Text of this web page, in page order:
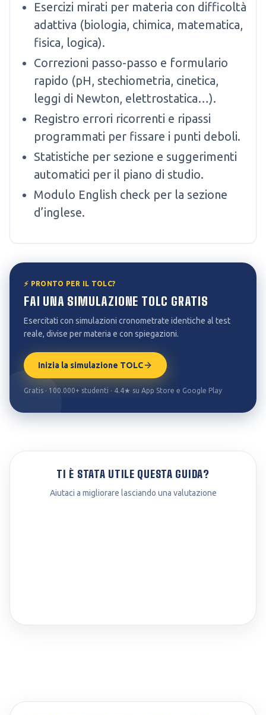
Esercizi mirati per materia con difficoltà
adattiva (biologia, chimica, matematica,
fisica, logica).
Correzioni passo-passo e formulario
rapido (pH, stechiometria, cinetica,
leggi di Newton, elettrostatica…).
Registro errori ricorrenti e ripassi
programmati per fissare i punti deboli.
Statistiche per sezione e suggerimenti
automatici per il piano di studio.
Modulo English check per la sezione
d’inglese.
⚡ PRONTO PER IL TOLC?
FAI UNA SIMULAZIONE TOLC GRATIS
Esercitati con simulazioni cronometrate identiche al test
reale, divise per materia e con spiegazioni.
Inizia la simulazione TOLC
Gratis · 100.000+ studenti · 4.4★ su App Store e Google Play
TI È STATA UTILE QUESTA GUIDA?
Aiutaci a migliorare lasciando una valutazione